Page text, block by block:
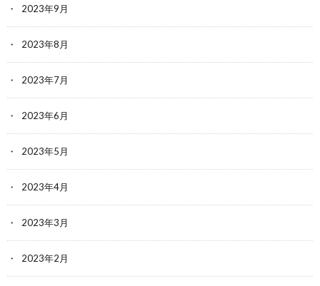
2023年9月
2023年8月
2023年7月
2023年6月
2023年5月
2023年4月
2023年3月
2023年2月